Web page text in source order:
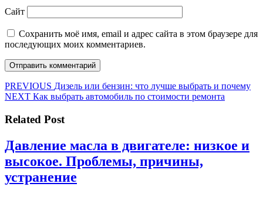
Сайт
Сохранить моё имя, email и адрес сайта в этом браузере для
последующих моих комментариев.
Навигация
по
записям
PREVIOUS Предыдущая
запись:
Дизель или бензин: что лучше выбрать и почему
NEXT Следующая
Как выбрать автомобиль по стоимости ремонта
Related Post
Давление масла в двигателе: низкое и
высокое. Проблемы, причины,
устранение